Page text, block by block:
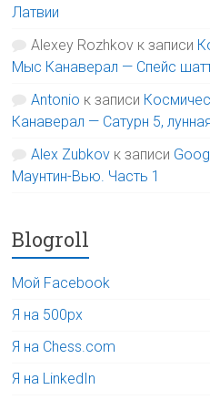
Латвии
Alexey Rozhkov к записи
Мыс Канаверал — Спейс
Antonio к записи
Канаверал — Сатурн 5,
Alex Zubkov к записи
Маунтин-Вью. Часть 1
Blogroll
Мой Facebook
Я на 500px
Я на Chess.com
Я на LinkedIn